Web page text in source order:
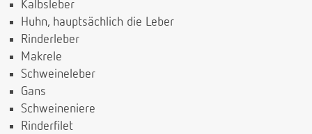
Kalbsleber
Huhn, hauptsächlich die Leber
Rinderleber
Makrele
Schweineleber
Gans
Schweineniere
Rinderfilet